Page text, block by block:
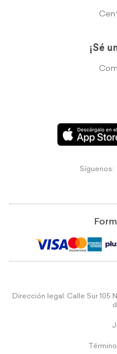
¡Sé
Síguenos:
Dirección legal: Calle Sur 105